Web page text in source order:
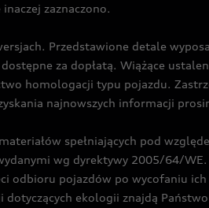
zaznaczono.
Przedstawione detale
za dopłatą. Wiążące
homologacji typu pojazdu.
najnowszych informacji
spełniających pod
wg dyrektywy 2005/64/
odbioru pojazdów po wycofaniu
ekologii znajdą